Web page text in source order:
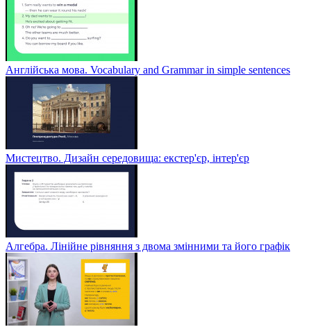
Англійська мова. Vocabulary and Grammar in simple sentences
Мистецтво. Дизайн середовища: екстер'єр, інтер'єр
Алгебра. Лінійне рівняння з двома змінними та його графік